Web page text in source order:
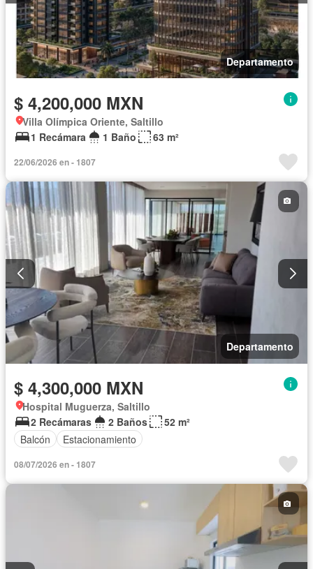
Departamento
$ 4,200,000 MXN
Villa Olímpica Oriente, Saltillo
1 Recámara
1 Baño 63 m²
22/06/2026 en - 1807
Departamento
$ 4,300,000 MXN
Hospital Muguerza, Saltillo
2 Recámaras
2 Baños
52 m²
Balcón
Estacionamiento
08/07/2026 en - 1807